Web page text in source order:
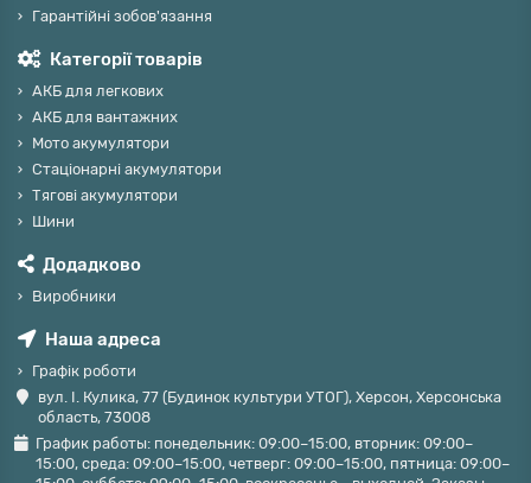
Гарантійні зобов'язання
Категорії товарів
АКБ для легкових
АКБ для вантажних
Мото акумулятори
Стаціонарні акумулятори
Тягові акумулятори
Шини
Додадково
Виробники
Наша адреса
Графік роботи
вул. І. Кулика, 77 (Будинок культури УТОГ), Херсон, Херсонська
область, 73008
График работы: понедельник: 09:00–15:00, вторник: 09:00–
15:00, среда: 09:00–15:00, четверг: 09:00–15:00, пятница: 09:00–